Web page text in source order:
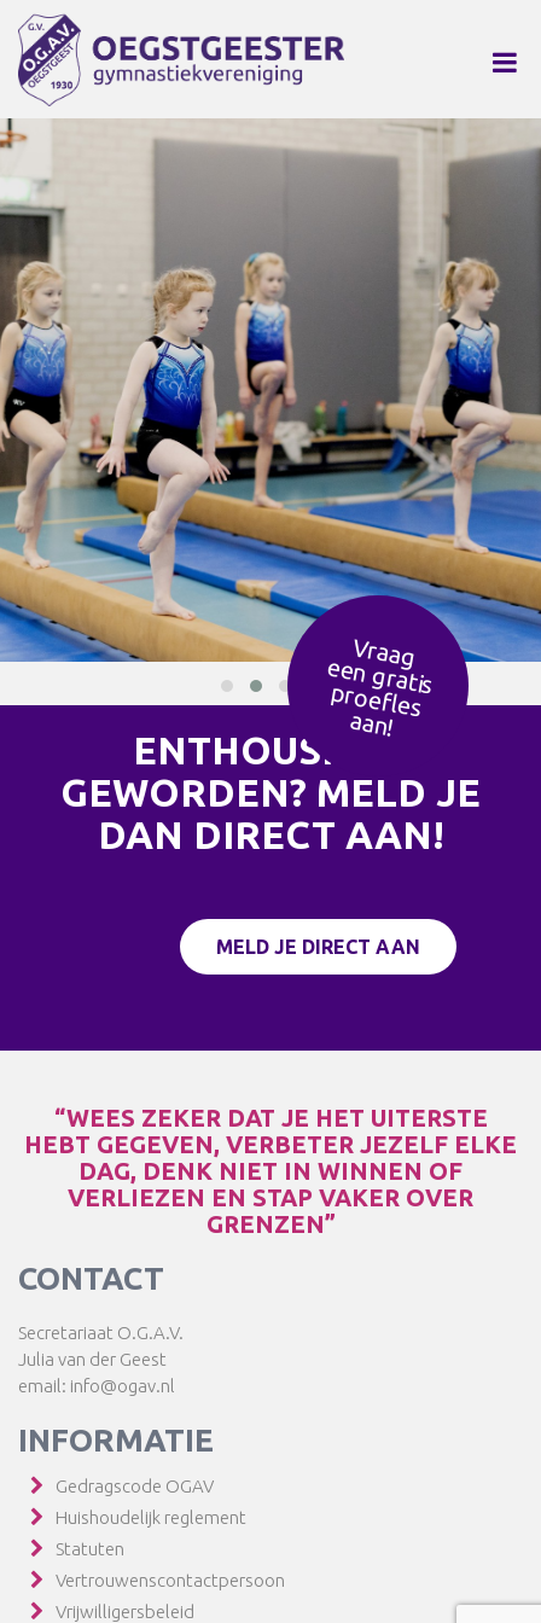
Vraag
een g
ratis
p
ro
efles
aan!
ENTHOUSIAST
GEWORDEN? MELD JE
DAN DIRECT AAN!
MELD JE DIRECT AAN
“WEES ZEKER DAT JE HET UITERSTE
HEBT GEGEVEN, VERBETER JEZELF ELKE
DAG, DENK NIET IN WINNEN OF
VERLIEZEN EN STAP VAKER OVER
GRENZEN”
CONTACT
Secretariaat O.G.A.V.
Julia van der Geest
email: info@ogav.nl
INFORMATIE
Gedragscode OGAV
Huishoudelijk reglement
Statuten
Vertrouwenscontactpersoon
Vrijwilligersbeleid